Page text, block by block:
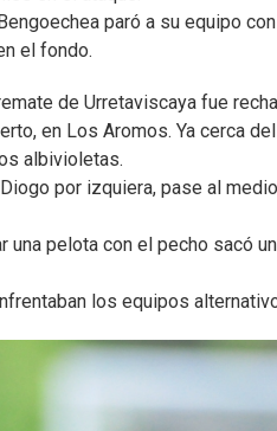
paró a su equipo
el fondo.
de Urretaviscaya fue
en Los Aromos. Ya cerca
albivioletas.
por izquiera, pase al
una pelota con el pecho sacó
los equipos